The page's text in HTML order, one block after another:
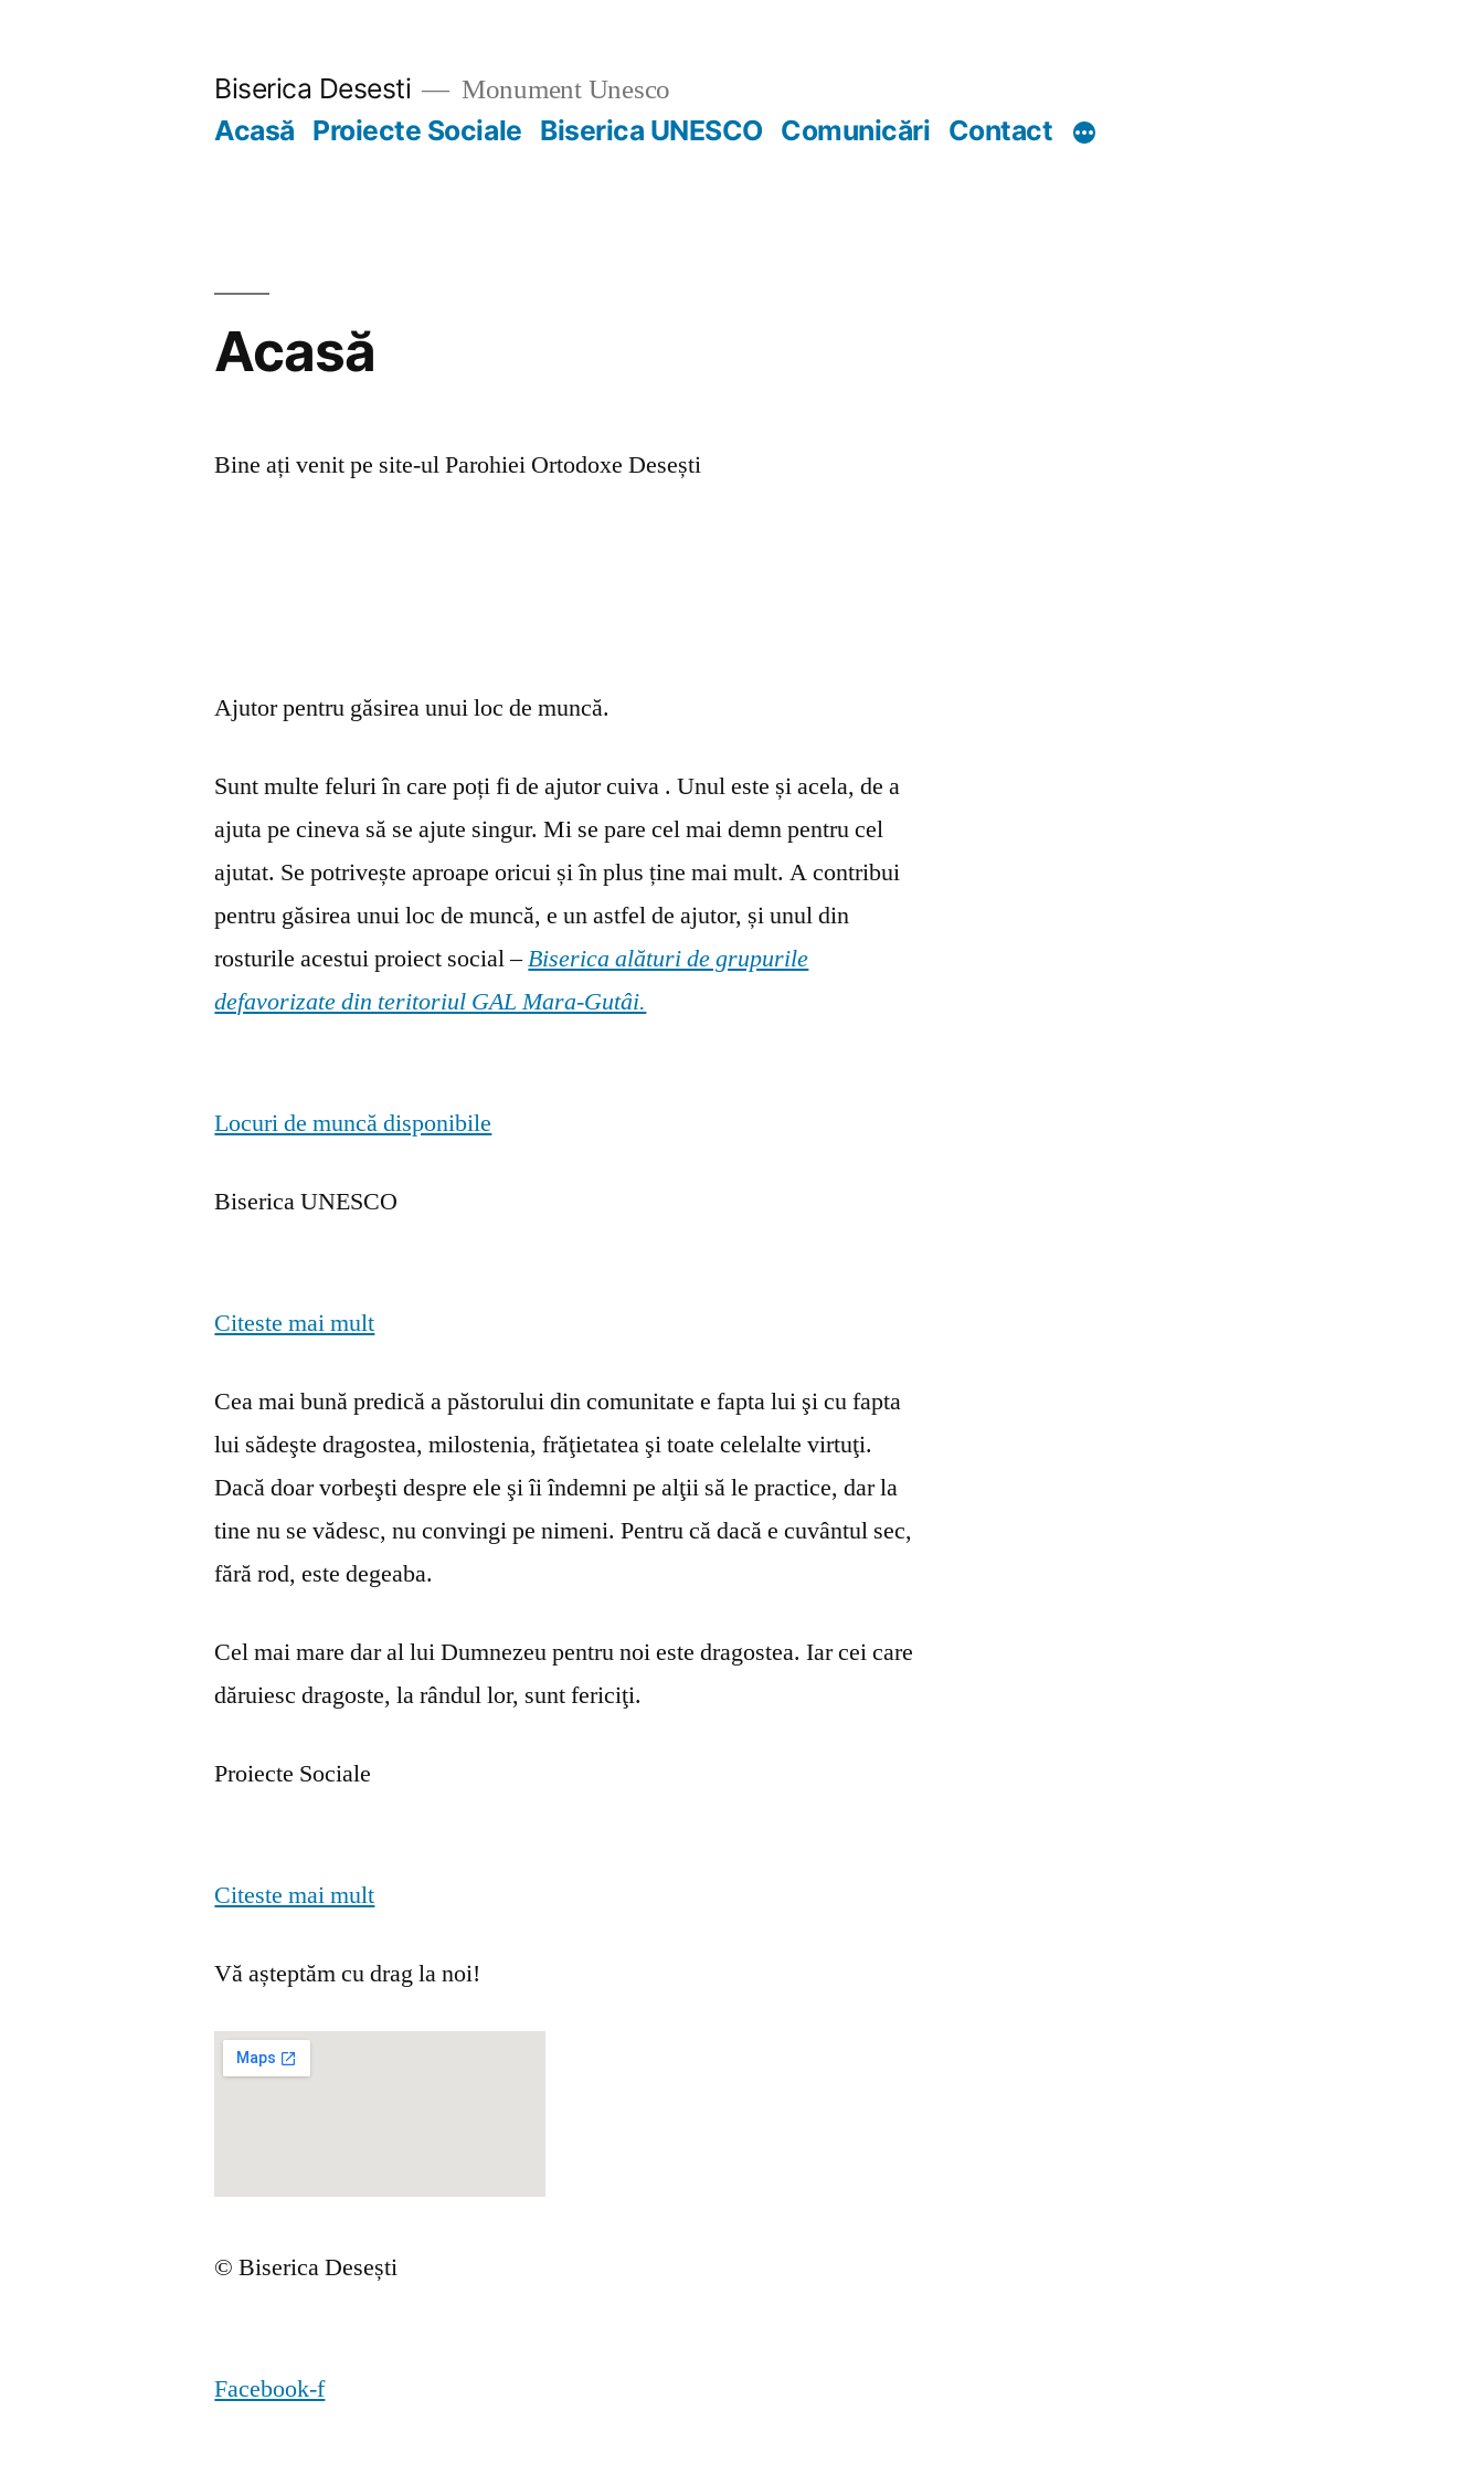
Biserica Desesti Monument Unesco
Acasă Proiecte Sociale Biserica UNESCO Comunicări Contact
Acasă
Bine ați venit pe site-ul Parohiei Ortodoxe Desești
Ajutor pentru găsirea unui loc de muncă.
Sunt multe feluri în care poți fi de ajutor cuiva . Unul este și acela, de a
ajuta pe cineva să se ajute singur. Mi se pare cel mai demn pentru cel
ajutat. Se potrivește aproape oricui și în plus ține mai mult. A contribui
pentru găsirea unui loc de muncă, e un astfel de ajutor, și unul din
rosturile acestui proiect social –Biserica alături de grupurile
defavorizate din teritoriul GAL Mara-Gutâi.
Locuri de muncă disponibile
Biserica UNESCO
Citeste mai mult
Cea mai bună predică a păstorului din comunitate e fapta lui şi cu fapta
lui sădeşte dragostea, milostenia, frăţietatea şi toate celelalte virtuţi.
Dacă doar vorbeşti despre ele şi îi îndemni pe alţii să le practice, dar la
tine nu se vă­desc, nu convingi pe nimeni. Pentru că dacă e cuvântul sec,
fără rod, este degeaba.
Cel mai mare dar al lui Dumnezeu pentru noi este dragostea. Iar cei care
dăruiesc dragoste, la rândul lor, sunt fericiţi.
Proiecte Sociale
Citeste mai mult
Vă așteptăm cu drag la noi!
© Biserica Desești
Facebook-f